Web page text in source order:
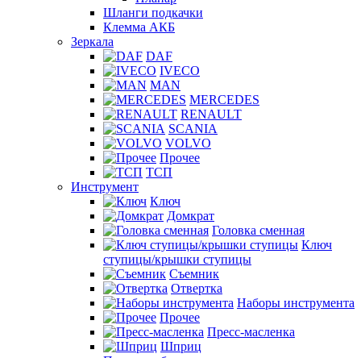
Шланги подкачки
Клемма АКБ
Зеркала
DAF
IVECO
MAN
MERCEDES
RENAULT
SCANIA
VOLVO
Прочее
ТСП
Инструмент
Ключ
Домкрат
Головка сменная
Ключ
ступицы/крышки ступицы
Съемник
Отвертка
Наборы инструмента
Прочее
Пресс-масленка
Шприц